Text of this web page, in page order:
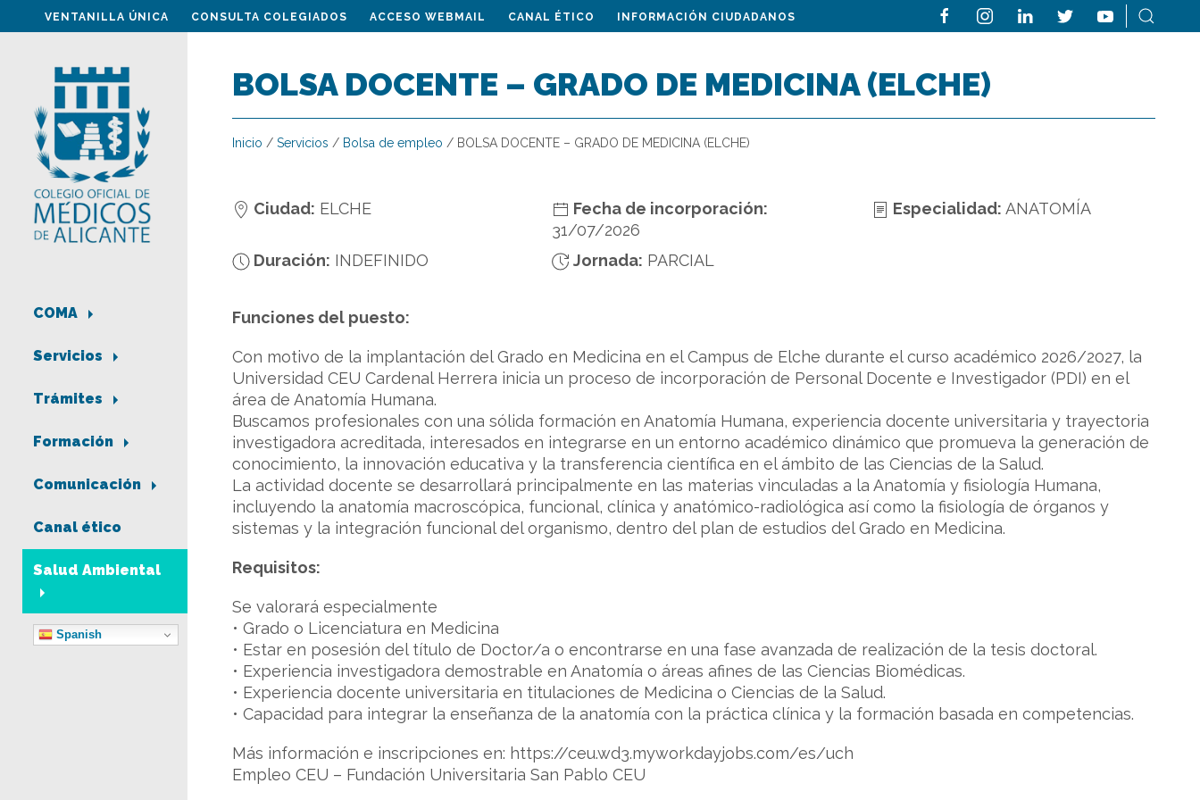
VENTANILLA ÚNICA CONSULTA COLEGIADOS ACCESO WEBMAIL CANAL ÉTICO INFORMACIÓN CIUDADANOS
COMA
Servicios
Trámites
Formación
Comunicación
Canal ético
Salud Ambiental
Spanish
BOLSA DOCENTE – GRADO DE MEDICINA (ELCHE)
Inicio / Servicios / Bolsa de empleo / BOLSA DOCENTE – GRADO DE MEDICINA (ELCHE)
Ciudad: ELCHE
Fecha de incorporación:
31/07/2026
Especialidad: ANATOMÍA
Duración: INDEFINIDO Jornada: PARCIAL
Funciones del puesto:
Con motivo de la implantación del Grado en Medicina en el Campus de Elche durante el curso académico 2026/2027, la
Universidad CEU Cardenal Herrera inicia un proceso de incorporación de Personal Docente e Investigador (PDI) en el
área de Anatomía Humana.
Buscamos profesionales con una sólida formación en Anatomía Humana, experiencia docente universitaria y trayectoria
investigadora acreditada, interesados en integrarse en un entorno académico dinámico que promueva la generación de
conocimiento, la innovación educativa y la transferencia científica en el ámbito de las Ciencias de la Salud.
La actividad docente se desarrollará principalmente en las materias vinculadas a la Anatomía y fisiología Humana,
incluyendo la anatomía macroscópica, funcional, clínica y anatómico-radiológica así como la fisiología de órganos y
sistemas y la integración funcional del organismo, dentro del plan de estudios del Grado en Medicina.
Requisitos:
Se valorará especialmente
• Grado o Licenciatura en Medicina
• Estar en posesión del título de Doctor/a o encontrarse en una fase avanzada de realización de la tesis doctoral.
• Experiencia investigadora demostrable en Anatomía o áreas afines de las Ciencias Biomédicas.
• Experiencia docente universitaria en titulaciones de Medicina o Ciencias de la Salud.
• Capacidad para integrar la enseñanza de la anatomía con la práctica clínica y la formación basada en competencias.
Más información e inscripciones en: https://ceu.wd3.myworkdayjobs.com/es/uch
Empleo CEU – Fundación Universitaria San Pablo CEU